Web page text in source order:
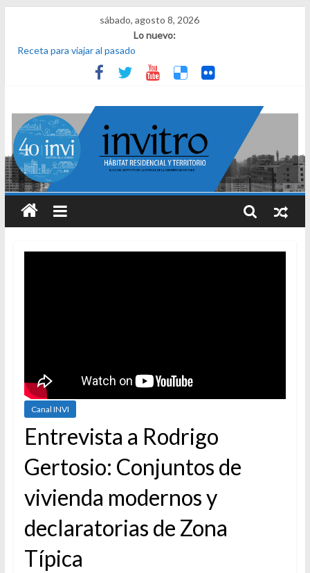
sábado, agosto 8, 2026
Lo nuevo:
Receta para viajar al pasado
Una noche y el amanecer en Dignidad
¿Qué es el habitar? Sesión 1 de ciclo de conversatorios 40 años
El derecho a habitar
El micelio
Canal INVI
Entrevista a Rodrigo
Gertosio: Conjuntos de
vivienda modernos y
declaratorias de Zona
Típica